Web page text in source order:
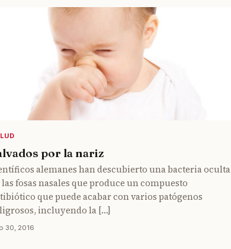
por la nariz
alemanes han descubierto una bacteria oculta
las fosas nasales que produce un compuesto
que puede acabar con varios patógenos
incluyendo la […]
30, 2016